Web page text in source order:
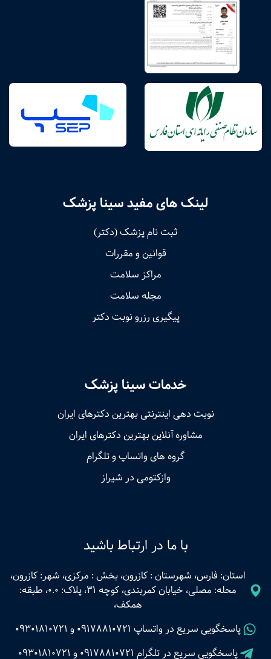
لینک های مفید سینا پزشک
ثبت نام پزشک (دکتر)
قوانین و مقررات
مراکز سلامت
مجله سلامت
پیگیری رزرو نوبت دکتر
خدمات سینا پزشک
نوبت‌ دهی اینترنتی بهترین دکترهای ایران
مشاوره آنلاین بهترین دکترهای ایران
گروه های واتساپ و تلگرام
وازکتومی در شیراز
با ما در ارتباط باشید
استان: فارس، شهرستان : کازرون، بخش : مرکزی، شهر: کازرون،
محله: مصلی، خیابان کمربندی، کوچه 31، پلاک: 0.0، طبقه:
همکف،
پاسخگویی سریع در واتساپ 09178810721 و 09301810721
پاسخگویی سریع در تلگرام 09178810721 و 09301810721